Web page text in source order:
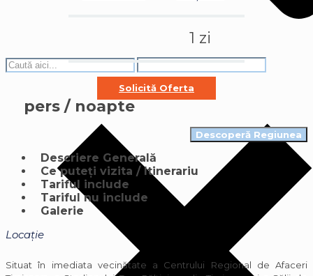
1 zi
Solicită Oferta
pers / noapte
Descoperă Regiunea
Descriere Generală
Ce puteți vizita / Itinerariu
Tariful include
Tariful nu include
Galerie
Locație
Situat în imediata vecinătate a Centrului Regional de Afaceri